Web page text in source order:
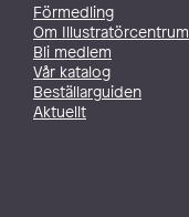
Förmedling
Om Illustratörcentrum
Bli medlem
Vår katalog
Beställarguiden
Aktuellt